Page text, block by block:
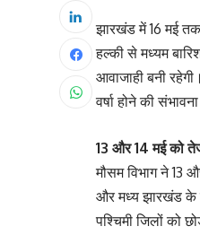
झारखंड में 16 मई
हल्की से मध्यम
आवाजाही बनी
वर्षा होने की
13 और 14 मई को
मौसम विभाग ने 13
और मध्य झारखंड के
पश्चिमी जिलों को